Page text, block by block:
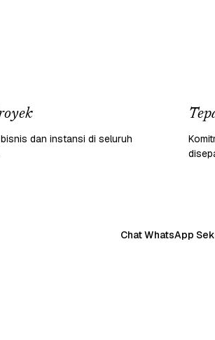
dan instansi di seluruh
Chat WhatsApp